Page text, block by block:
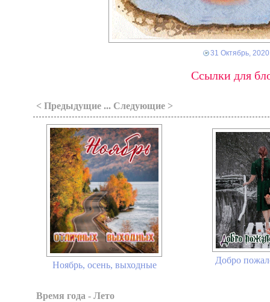
31 Октябрь, 2020
Ссылки для
< Предыдущие ... Следующие >
Ноябрь, осень, выходные
Добро
Время года - Лето